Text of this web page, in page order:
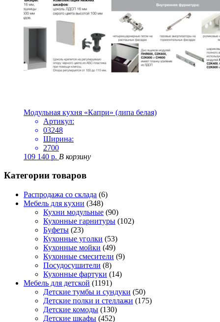
Модульная кухня «Капри» (липа белая)
Артикул:
03248
Ширина:
2700
109 140 р. В корзину
Категории товаров
Распродажа со склада (6)
Мебель для кухни (348)
Кухни модульные (90)
Кухонные гарнитуры (102)
Буфеты (23)
Кухонные уголки (53)
Кухонные мойки (49)
Кухонные смесители (9)
Посудосушители (8)
Кухонные фартуки (14)
Мебель для детской (1191)
Детские тумбы и сундуки (50)
Детские полки и стеллажи (175)
Детские комоды (130)
Детские шкафы (452)